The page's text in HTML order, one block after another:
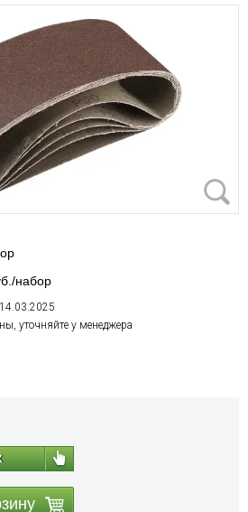
набор
уточняйте у менеджера